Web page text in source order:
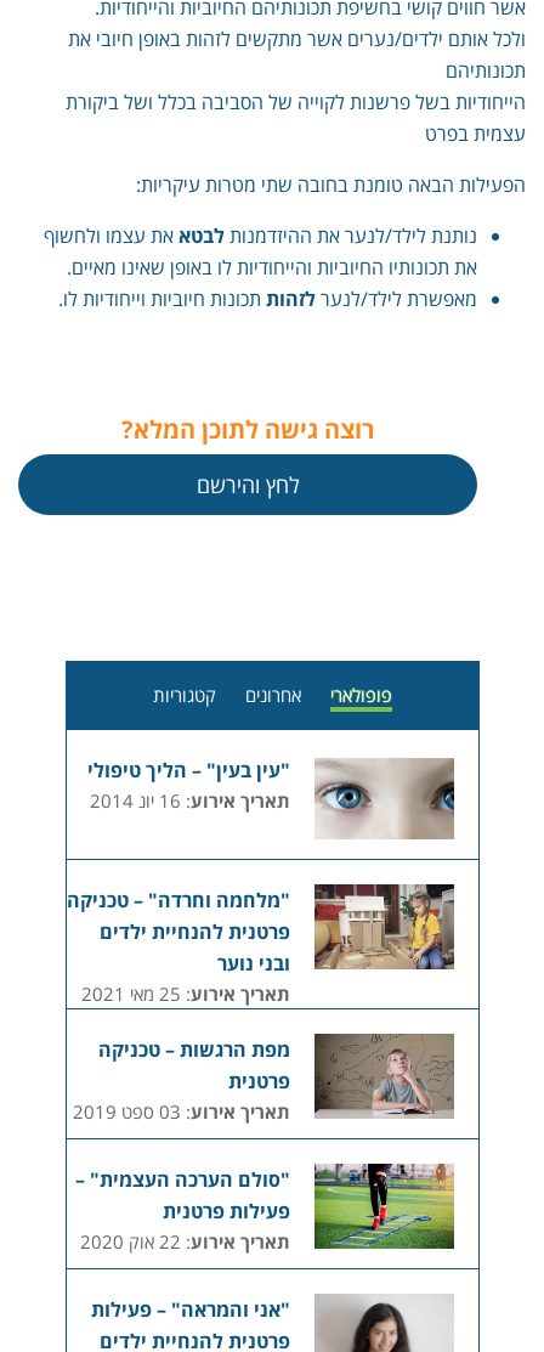
פופולארי אחרונים קטגוריות
"עין בעין" – הליך טיפולי
תאריך אירוע: 16 יונ 2014
"מלחמה וחרדה" – טכניקה
פרטנית להנחיית ילדים
ובני נוער
תאריך אירוע: 25 מאי 2021
מפת הרגשות – טכניקה
פרטנית
תאריך אירוע: 03 ספט 2019
"סולם הערכה העצמית" –
פעילות פרטנית
תאריך אירוע: 22 אוק 2020
"אני והמראה" – פעילות
פרטנית להנחיית ילדים
אשר חווים קושי בחשיפת תכונותיהם החיוביות והייחודיות.
ולכל אותם ילדים/נערים אשר מתקשים לזהות באופן חיובי את
תכונותיהם
הייחודיות בשל פרשנות לקוייה של הסביבה בכלל ושל ביקורת
עצמית בפרט
הפעילות הבאה טומנת בחובה שתי מטרות עיקריות:
נותנת לילד/לנער את ההיזדמנותלבטא את עצמו ולחשוף
את תכונותיו החיוביות והייחודיות לו באופן שאינו מאיים.
מאפשרת לילד/לנערלזהות תכונות חיוביות וייחודיות לו.
לחץ והירשם
רוצה גישה לתוכן המלא?